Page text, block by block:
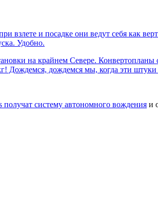
и посадке они ведут себя как
Удобно.
на крайнем Севере. Конвертопланы
Дождемся, дождемся мы, когда эти
получат систему автономного вождения и